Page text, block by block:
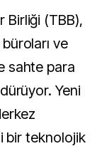
Birliği (TBB),
ve
sahte para
Yeni
bir teknolojik